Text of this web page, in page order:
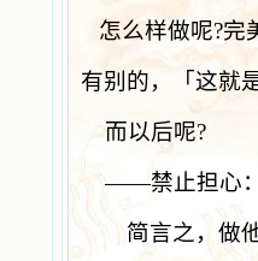
怎么样做呢?完
有别的，「这就
而以后呢?
——禁止担心
简言之，做